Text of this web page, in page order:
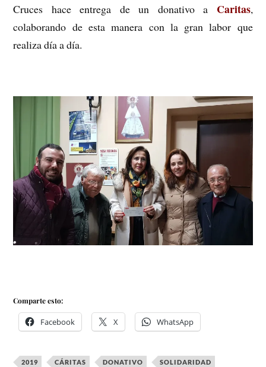
Cruces hace entrega de un donativo a Caritas,
colaborando de esta manera con la gran labor que
realiza día a día.
Comparte esto:
Facebook X WhatsApp
2019 CÁRITAS DONATIVO SOLIDARIDAD